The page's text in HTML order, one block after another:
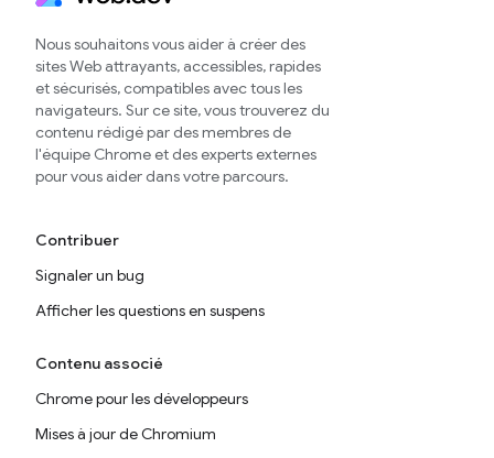
Nous souhaitons vous aider à créer des
sites Web attrayants, accessibles, rapides
et sécurisés, compatibles avec tous les
navigateurs. Sur ce site, vous trouverez du
contenu rédigé par des membres de
l'équipe Chrome et des experts externes
pour vous aider dans votre parcours.
Contribuer
Signaler un bug
Afficher les questions en suspens
Contenu associé
Chrome pour les développeurs
Mises à jour de Chromium